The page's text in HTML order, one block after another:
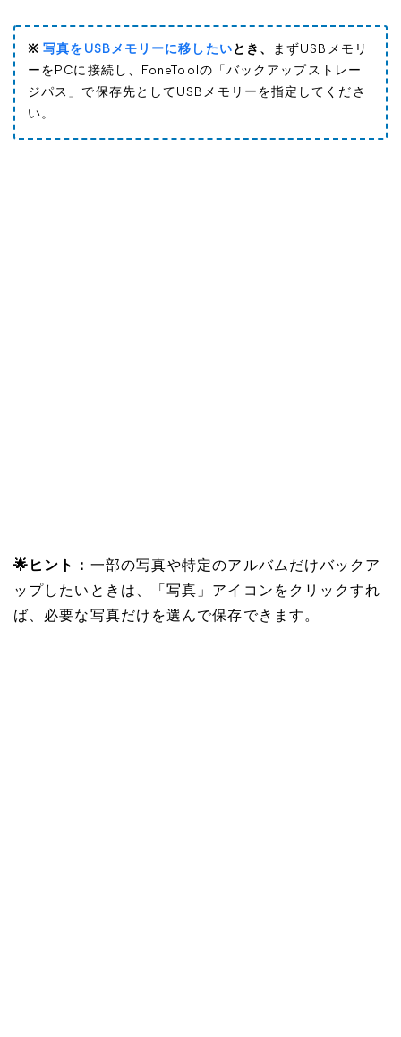
※写真をUSBメモリーに移したい とき、
まずUSBメモリ
ーをPCに接続し、FoneToolの「バックアップストレー
ジパス」で保存先としてUSBメモリーを指定してくださ
い。
🌟ヒント： 一部の写真や特定のアルバムだけバックア
ップしたいときは、「写真」アイコンをクリックすれ
ば、必要な写真だけを選んで保存できます。